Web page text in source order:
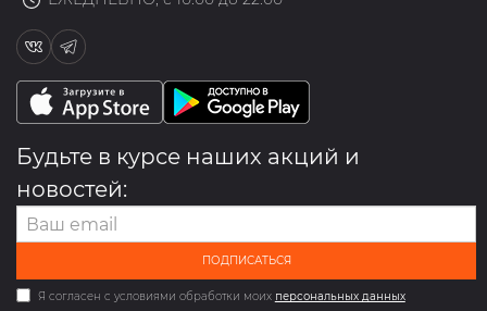
Будьте в курсе наших акций и
новостей:
ПОДПИСАТЬСЯ
Я согласен с условиями обработки моих персональных данных